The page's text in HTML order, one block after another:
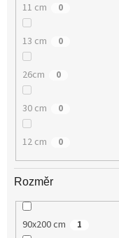
11 cm 0
13 cm 0
26cm 0
30 cm 0
12 cm 0
Rozměr
90x200 cm 1